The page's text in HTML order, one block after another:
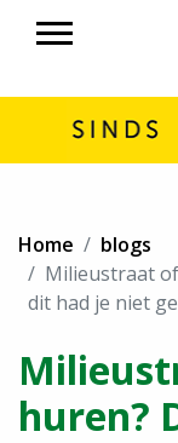
Over HRM
Container
Rolcontainers
Circulaire
Transport
Home
blogs
Milieustraat
dit had je niet
huren?